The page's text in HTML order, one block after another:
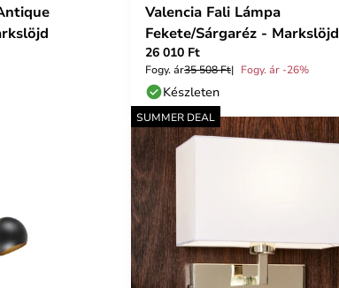
Valencia Fali Lámpa
Fekete/Sárgaréz - Markslöjd
26 010 Ft
Fogy. ár35 508 Ft Fogy. ár -26%
Készleten
SUMMER DEAL